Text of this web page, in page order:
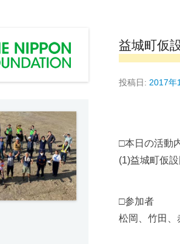
益城町仮
投稿日: 2017年
□本日の活動
(1)益城町仮
□参加者
松岡、竹田、